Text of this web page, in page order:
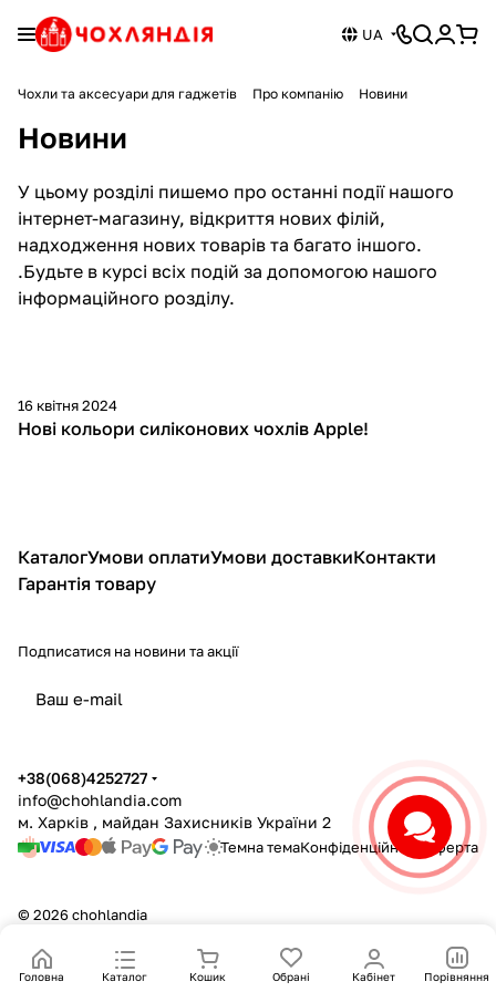
UA
Чохли та аксесуари для гаджетів Про компанію Новини
Новини
У цьому розділі пишемо про останні події нашого
інтернет-магазину, відкриття нових філій,
надходження нових товарів та багато іншого.
.Будьте в курсі всіх подій за допомогою нашого
інформаційного розділу.
16 квітня 2024
Нові кольори силіконових чохлів Apple!
Головна Каталог Кошик Обрані Кабінет Порівняння
КаталогУмови оплатиУмови доставкиКонтакти
Гарантія товару
Подписатися на новини та акції
+38(068)4252727
info@chohlandia.com
м. Харків , майдан Захисників України 2
Темна темаКонфіденційністьОферта
© 2026 chohlandia